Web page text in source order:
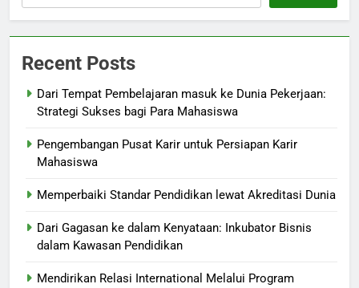
Recent Posts
Dari Tempat Pembelajaran masuk ke Dunia Pekerjaan:
Strategi Sukses bagi Para Mahasiswa
Pengembangan Pusat Karir untuk Persiapan Karir
Mahasiswa
Memperbaiki Standar Pendidikan lewat Akreditasi Dunia
Dari Gagasan ke dalam Kenyataan: Inkubator Bisnis
dalam Kawasan Pendidikan
Mendirikan Relasi International Melalui Program